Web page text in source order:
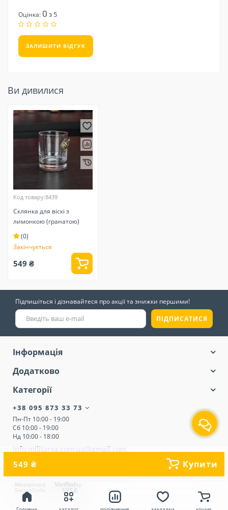
549 ₴ Купити
Оцінка:0 з 5
ЗАЛИШИТИ ВІДГУК
Ви дивилися
Код товару:8439
Склянка для віскі з
лимонкою (гранатою)
(0)
Закінчується
549 ₴
Підпишіться і дізнавайтеся про акції та знижки першими!
ПІДПИСАТИСЯ
Інформація
Додатково
Категорії
+38 095 873 33 73
Пн-Пт 10:00 - 19:00
Сб 10:00 - 19:00
Нд 10:00 - 18:00
info.militarya.com.ua@gmail.com
м.Київ, проспект Оболонський 51 В